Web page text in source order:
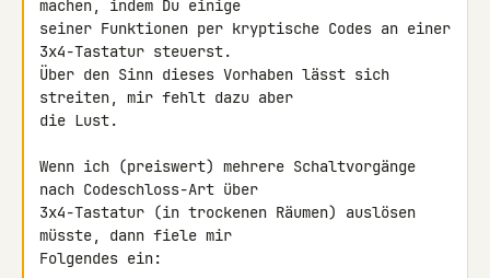
machen, indem Du einige
seiner Funktionen per kryptische Codes an einer
3x4-Tastatur steuerst.
Über den Sinn dieses Vorhaben lässt sich
streiten, mir fehlt dazu aber
die Lust.
Wenn ich (preiswert) mehrere Schaltvorgänge
nach Codeschloss-Art über
3x4-Tastatur (in trockenen Räumen) auslösen
müsste, dann fiele mir
Folgendes ein: